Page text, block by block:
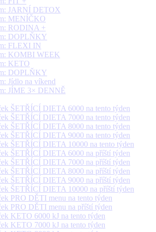
JARNÍ DETOX
MENÍČKO
RODINA +
DOPLŇKY
FLEXI IN
KOMBI WEEK
KETO
DOPLŇKY
Jídlo na víkend
JÍME 3× DENNĚ
ŠETŘÍCÍ DIETA 6000 na tento týden
ŠETŘÍCÍ DIETA 7000 na tento týden
ŠETŘÍCÍ DIETA 8000 na tento týden
ŠETŘÍCÍ DIETA 9000 na tento týden
ŠETŘÍCÍ DIETA 10000 na tento týden
ŠETŘÍCÍ DIETA 6000 na příští týden
ŠETŘÍCÍ DIETA 7000 na příští týden
ŠETŘÍCÍ DIETA 8000 na příští týden
ŠETŘÍCÍ DIETA 9000 na příští týden
ŠETŘÍCÍ DIETA 10000 na příští týden
PRO DĚTI menu na tento týden
PRO DĚTI menu na příští týden
KETO 6000 kJ na tento týden
KETO 7000 kJ na tento týden